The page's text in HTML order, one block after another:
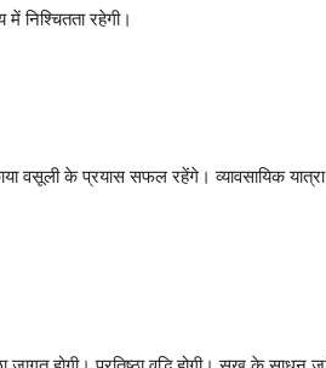
निश्चितता रहेगी।
वसूली के प्रयास सफल रहेंगे। व्यावसायिक यात्रा